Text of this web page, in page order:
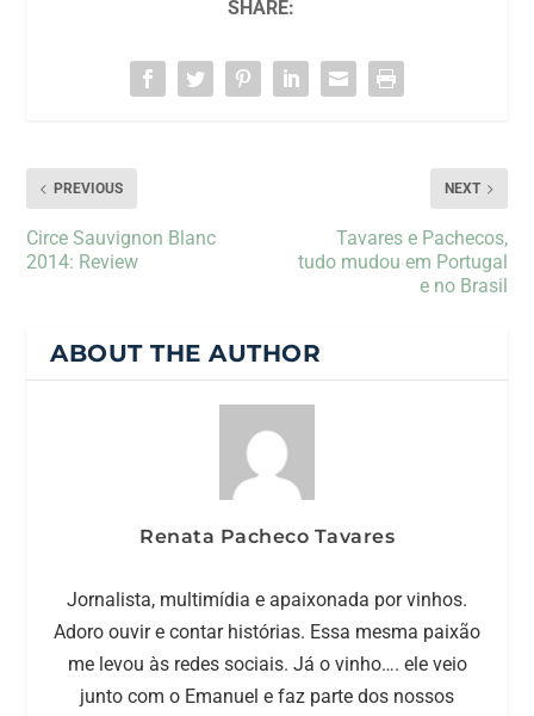
SHARE:
PREVIOUS
Circe Sauvignon Blanc
2014: Review
NEXT
Tavares e Pachecos,
tudo mudou em Portugal
e no Brasil
ABOUT THE AUTHOR
Renata Pacheco Tavares
Jornalista, multimídia e apaixonada por vinhos.
Adoro ouvir e contar histórias. Essa mesma paixão
me levou às redes sociais. Já o vinho…. ele veio
junto com o Emanuel e faz parte dos nossos